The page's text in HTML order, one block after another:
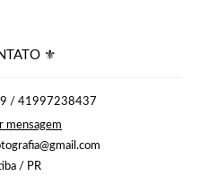
⚜
/ 41997238437
mensagem
/ PR